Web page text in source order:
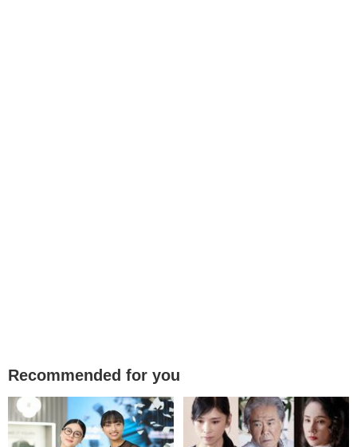
Recommended for you